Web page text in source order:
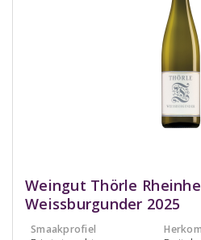
Weingut Thörle
Weissburgunder 2025
Smaakprofiel